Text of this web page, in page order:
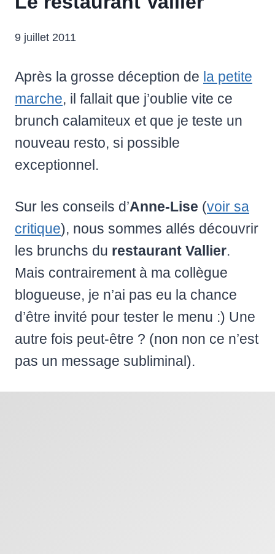
9 juillet 2011
Après la grosse déception de la petite
marche, il fallait que j’oublie vite ce
brunch calamiteux et que je teste un
nouveau resto, si possible
exceptionnel.
Sur les conseils d’Anne-Lise (voir sa
critique), nous sommes allés découvrir
les brunchs du restaurant Vallier.
Mais contrairement à ma collègue
blogueuse, je n’ai pas eu la chance
d’être invité pour tester le menu :) Une
autre fois peut-être ? (non non ce n’est
pas un message subliminal).